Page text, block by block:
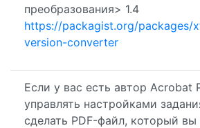
преобразования> 1.4
https://packagist.org/packages/
version-converter
Если у вас есть автор Acrobat
управлять настройками
сделать PDF-файл, который вы